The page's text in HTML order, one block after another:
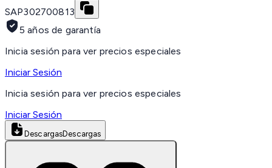
SAP302700813
5 años de garantía
Inicia sesión para ver precios especiales
Iniciar Sesión
Inicia sesión para ver precios especiales
Iniciar Sesión
DescargasDescargas